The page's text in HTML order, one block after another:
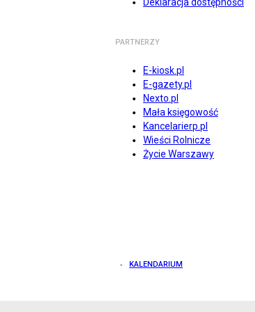
PARTNERZY
E-kiosk.pl
E-gazety.pl
Nexto.pl
Mała księgowość
Kancelarierp.pl
Wieści Rolnicze
Życie Warszawy
KALENDARIUM